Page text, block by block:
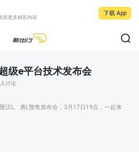
览更多精彩内容
下载 App
级e平台技术发布会
讨论
汉L、唐L预售发布会，3月17日19点，一起来